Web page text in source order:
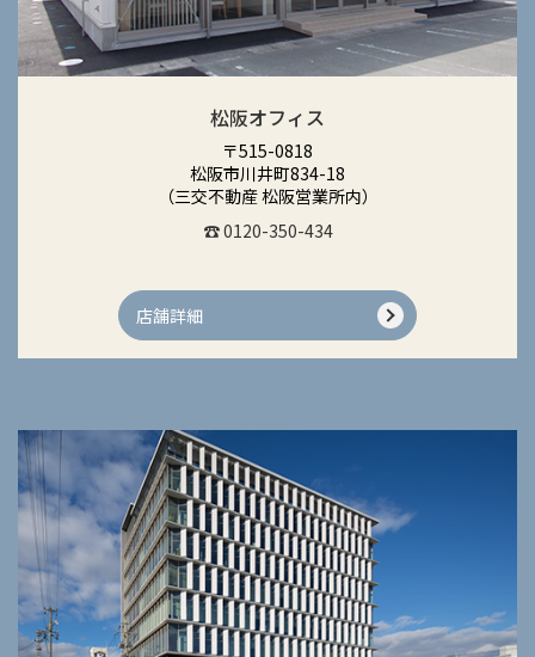
松阪オフィス
〒515-0818
松阪市川井町834-18
（三交不動産 松阪営業所内）
☎ 0120-350-434
店舗詳細